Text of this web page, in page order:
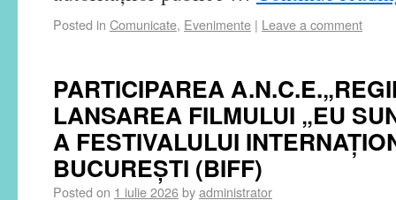
Posted in Comunicate, Evenimente | Leave a comment
PARTICIPAREA
LANSAREA FILMULUI „EU
A FESTIVALULUI
BUCUREȘTI (BIFF)
Posted on 1 iulie 2026byadministrator